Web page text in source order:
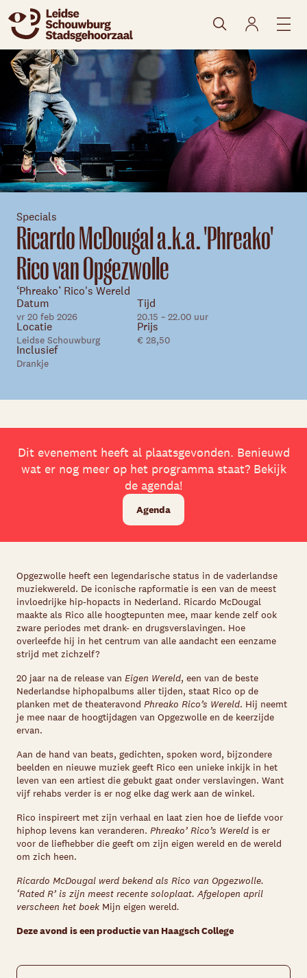
Skip navigatie
naar agenda
Specials
Ricardo McDougal a.k.a. 'Phreako'
Rico van Opgezwolle
‘Phreako’ Rico's Wereld
Datum
vr 20 feb 2026
Tijd
20.15 ~ 22.00 uur
Locatie
Leidse Schouwburg
Prijs
€ 28,50
Inclusief
Drankje
Dit evenement heeft al plaatsgevonden. Benieuwd
wat er nog meer op het programma staat? Bekijk
de agenda!
Agenda
Opgezwolle heeft een legendarische status in de vaderlandse
muziekwereld. De iconische rapformatie is een van de meest
invloedrijke hip-hopacts in Nederland. Ricardo McDougal
maakte als Rico alle hoogtepunten mee, maar kende zelf ook
zware periodes met drank- en drugsverslavingen. Hoe
overleefde hij in het centrum van alle aandacht een eenzame
strijd met zichzelf?
20 jaar na de release van Eigen Wereld, een van de beste
Nederlandse hiphopalbums aller tijden, staat Rico op de
planken met de theateravond Phreako Rico’s Wereld. Hij neemt
je mee naar de hoogtijdagen van Opgezwolle en de keerzijde
ervan.
Aan de hand van beats, gedichten, spoken word, bijzondere
beelden en nieuwe muziek geeft Rico een unieke inkijk in het
leven van een artiest die gebukt gaat onder verslavingen. Want
vijf rehabs verder is er nog elke dag werk aan de winkel.
Rico inspireert met zijn verhaal en laat zien hoe de liefde voor
hiphop levens kan veranderen. Phreako’ Rico’s Wereld is er
voor de liefhebber die geeft om zijn eigen wereld en de wereld
om zich heen.
Ricardo McDougal werd bekend als Rico van Opgezwolle.
‘Rated R’ is zijn meest recente soloplaat. Afgelopen april
verscheen het boek Mijn eigen wereld.
Deze avond is een productie van Haagsch College